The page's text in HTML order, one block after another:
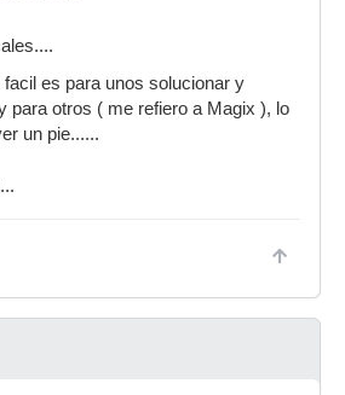
facil es para unos solucionar y
para otros ( me refiero a Magix ), lo
un pie......